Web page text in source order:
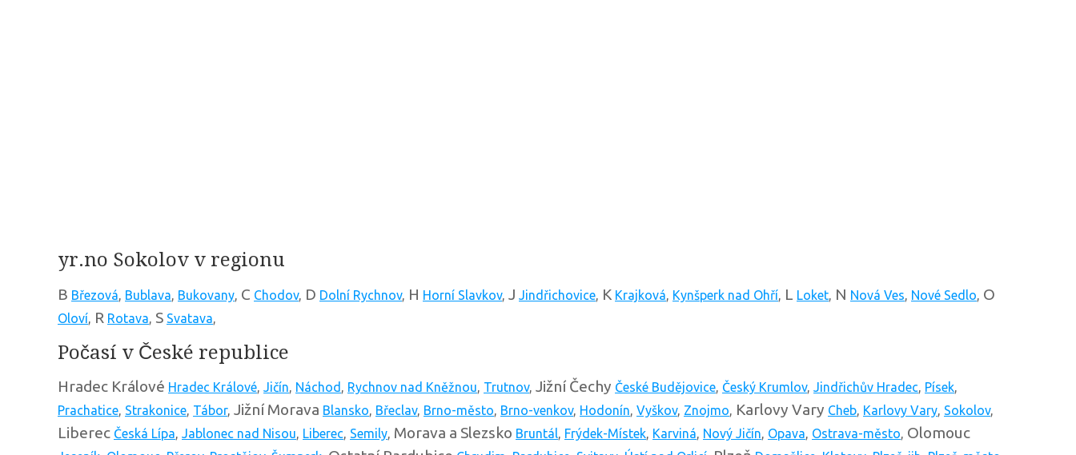
yr.no Sokolov v regionu
B Březová, Bublava, Bukovany, C Chodov, D Dolní Rychnov, H Horní Slavkov, J Jindřichovice, K Krajková, Kynšperk nad Ohří, L Loket, N Nová Ves, Nové Sedlo, O
Oloví, R Rotava, S Svatava,
Počasí v České republice
Hradec Králové Hradec Králové, Jičín, Náchod , Rychnov nad Kněžnou, Trutnov, Jižní Čechy České Budějovice, Český Krumlov, Jindřichův Hradec, Písek,
Prachatice, Strakonice, Tábor, Jižní Morava Blansko, Břeclav, Brno-město, Brno-venkov, Hodonín, Vyškov, Znojmo, Karlovy Vary Cheb, Karlovy Vary, Sokolov,
Liberec Česká Lípa, Jablonec nad Nisou, Liberec, Semily, Morava a Slezsko Bruntál, Frýdek-Místek, Karviná, Nový Jičín, Opava, Ostrava-město, Olomouc